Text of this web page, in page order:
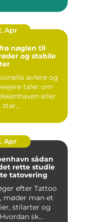
Apr
til
og stabile
avlere og
taler om
eller
Apr
sådan
rette studie
tatovering
efter Tattoo
møder man et
stilarter og
sk...